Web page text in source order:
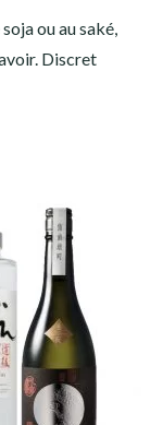
ou au saké,
Discret